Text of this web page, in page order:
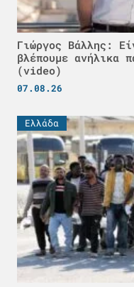
Γιώργος Βάλλης:
βλέπουμε
(video)
07.08.26
Ελλάδα